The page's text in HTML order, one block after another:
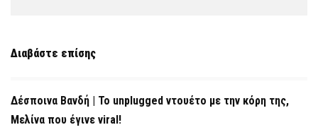
Διαβάστε επίσης
Δέσποινα Βανδή | To unplugged ντουέτο με την κόρη της,
Μελίνα που έγινε viral!